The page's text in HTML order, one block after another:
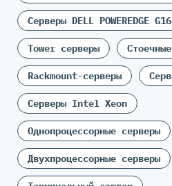
Серверы DELL POWEREDGE G16
Tower серверы
Rackmount-серверы
Серверы Intel Xeon
Однопроцессорные серверы
Двухпроцессорные серверы